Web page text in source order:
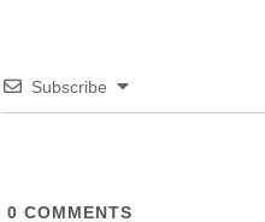
Subscribe
0 COMMENTS